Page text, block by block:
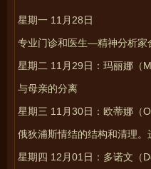
星期一 11月28日
专业门诊和医生—精神分析家
星期二 11月29日：玛丽娜（
与母亲的分离
星期三 11月30日：欧蒂娜（
俄狄浦斯情结的结构和清理。
星期四 12月01日： 多诺文（